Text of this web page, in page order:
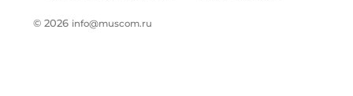
© 2026 info@muscom.ru